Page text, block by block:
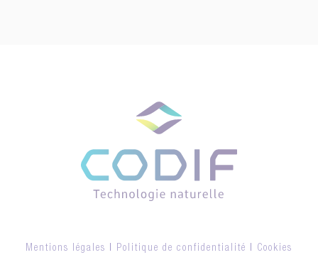
Mentions légales | Politique de confidentialité | Cookies